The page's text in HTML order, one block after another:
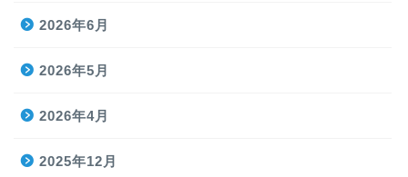
2026年6月
2026年5月
2026年4月
2025年12月